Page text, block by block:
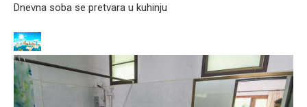
Dnevna soba se pretvara u kuhinju